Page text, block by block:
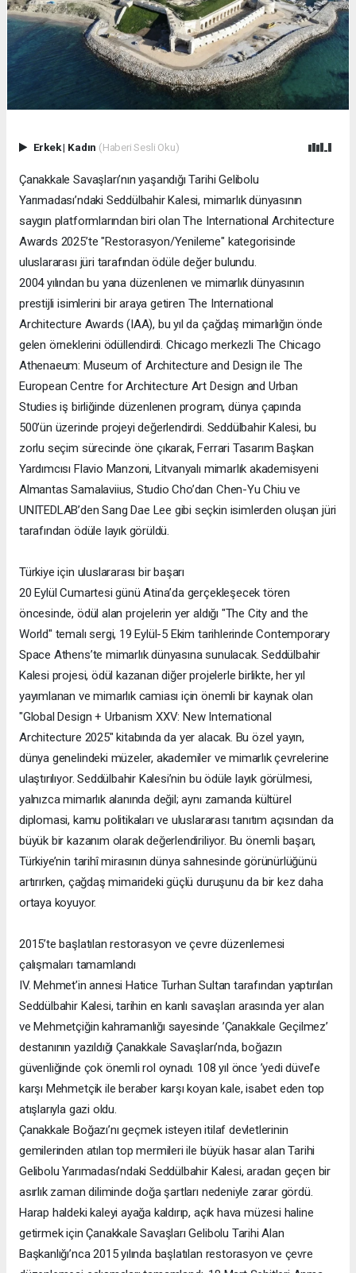
Erkek| Kadın (Haberi Sesli Oku)
Çanakkale Savaşları’nın yaşandığı Tarihi Gelibolu
Yarımadası’ndaki Seddülbahir Kalesi, mimarlık dünyasının
saygın platformlarından biri olan The International Architecture
Awards 2025’te "Restorasyon/Yenileme" kategorisinde
uluslararası jüri tarafından ödüle değer bulundu.
2004 yılından bu yana düzenlenen ve mimarlık dünyasının
prestijli isimlerini bir araya getiren The International
Architecture Awards (IAA), bu yıl da çağdaş mimarlığın önde
gelen örneklerini ödüllendirdi. Chicago merkezli The Chicago
Athenaeum: Museum of Architecture and Design ile The
European Centre for Architecture Art Design and Urban
Studies iş birliğinde düzenlenen program, dünya çapında
500’ün üzerinde projeyi değerlendirdi. Seddülbahir Kalesi, bu
zorlu seçim sürecinde öne çıkarak, Ferrari Tasarım Başkan
Yardımcısı Flavio Manzoni, Litvanyalı mimarlık akademisyeni
Almantas Samalaviius, Studio Cho’dan Chen-Yu Chiu ve
UNITEDLAB’den Sang Dae Lee gibi seçkin isimlerden oluşan jüri
tarafından ödüle layık görüldü.
Türkiye için uluslararası bir başarı
20 Eylül Cumartesi günü Atina’da gerçekleşecek tören
öncesinde, ödül alan projelerin yer aldığı "The City and the
World" temalı sergi, 19 Eylül-5 Ekim tarihlerinde Contemporary
Space Athens’te mimarlık dünyasına sunulacak. Seddülbahir
Kalesi projesi, ödül kazanan diğer projelerle birlikte, her yıl
yayımlanan ve mimarlık camiası için önemli bir kaynak olan
"Global Design + Urbanism XXV: New International
Architecture 2025" kitabında da yer alacak. Bu özel yayın,
dünya genelindeki müzeler, akademiler ve mimarlık çevrelerine
ulaştırılıyor. Seddülbahir Kalesi’nin bu ödüle layık görülmesi,
yalnızca mimarlık alanında değil; aynı zamanda kültürel
diplomasi, kamu politikaları ve uluslararası tanıtım açısından da
büyük bir kazanım olarak değerlendiriliyor. Bu önemli başarı,
Türkiye’nin tarihî mirasının dünya sahnesinde görünürlüğünü
artırırken, çağdaş mimarideki güçlü duruşunu da bir kez daha
ortaya koyuyor.
2015’te başlatılan restorasyon ve çevre düzenlemesi
çalışmaları tamamlandı
IV. Mehmet’in annesi Hatice Turhan Sultan tarafından yaptırılan
Seddülbahir Kalesi, tarihin en kanlı savaşları arasında yer alan
ve Mehmetçiğin kahramanlığı sayesinde ’Çanakkale Geçilmez’
destanının yazıldığı Çanakkale Savaşları’nda, boğazın
güvenliğinde çok önemli rol oynadı. 108 yıl önce ’yedi düvel’e
karşı Mehmetçik ile beraber karşı koyan kale, isabet eden top
atışlarıyla gazi oldu.
Çanakkale Boğazı’nı geçmek isteyen itilaf devletlerinin
gemilerinden atılan top mermileri ile büyük hasar alan Tarihi
Gelibolu Yarımadası’ndaki Seddülbahir Kalesi, aradan geçen bir
asırlık zaman diliminde doğa şartları nedeniyle zarar gördü.
Harap haldeki kaleyi ayağa kaldırıp, açık hava müzesi haline
getirmek için Çanakkale Savaşları Gelibolu Tarihi Alan
Başkanlığı’nca 2015 yılında başlatılan restorasyon ve çevre